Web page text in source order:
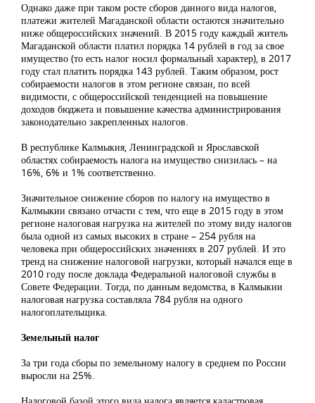
Однако даже при таком росте сборов данного вида налогов,
платежи жителей Магаданской области остаются значительно
ниже общероссийских значений. В 2015 году каждый житель
Магаданской области платил порядка 14 рублей в год за свое
имущество (то есть налог носил формальный характер), в 2017
году стал платить порядка 143 рублей. Таким образом, рост
собираемости налогов в этом регионе связан, по всей
видимости, с общероссийской тенденцией на повышение
доходов бюджета и повышение качества администрирования
законодательно закрепленных налогов.
В республике Калмыкия, Ленинградской и Ярославской
областях собираемость налога на имущество снизилась – на
16%, 6% и 1% соответственно.
Значительное снижение сборов по налогу на имущество в
Калмыкии связано отчасти с тем, что еще в 2015 году в этом
регионе налоговая нагрузка на жителей по этому виду налогов
была одной из самых высоких в стране – 254 рубля на
человека при общероссийских значениях в 207 рублей. И это
тренд на снижение налоговой нагрузки, который начался еще в
2010 году после доклада Федеральной налоговой службы в
Совете Федерации. Тогда, по данным ведомства, в Калмыкии
налоговая нагрузка составляла 784 рубля на одного
налогоплательщика.
Земельный налог
За три года сборы по земельному налогу в среднем по России
выросли на 25%.